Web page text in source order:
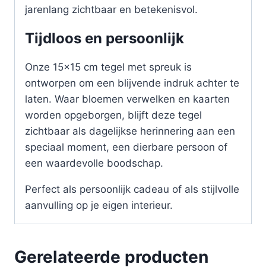
jarenlang zichtbaar en betekenisvol.
Tijdloos en persoonlijk
Onze 15×15 cm tegel met spreuk is
ontworpen om een blijvende indruk achter te
laten. Waar bloemen verwelken en kaarten
worden opgeborgen, blijft deze tegel
zichtbaar als dagelijkse herinnering aan een
speciaal moment, een dierbare persoon of
een waardevolle boodschap.
Perfect als persoonlijk cadeau of als stijlvolle
aanvulling op je eigen interieur.
Gerelateerde producten